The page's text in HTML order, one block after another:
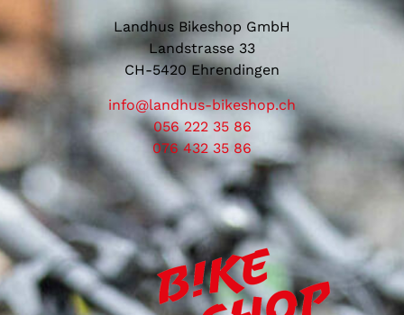
Landhus Bikeshop GmbH
Landstrasse 33
CH-5420 Ehrendingen
info@landhus-bikeshop.ch
056 222 35 86
076 432 35 86